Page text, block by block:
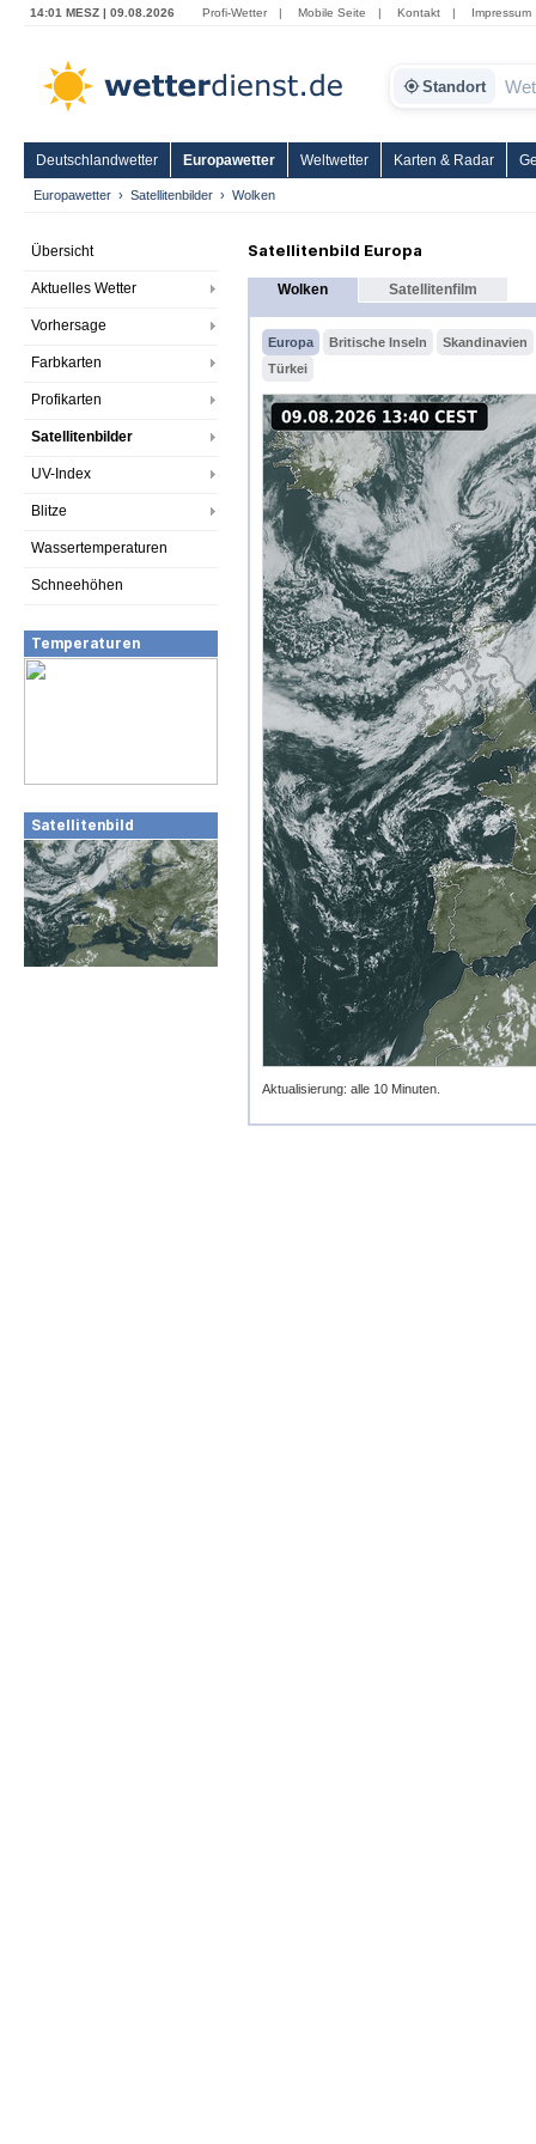
14:01 MESZ | 09.08.2026 Profi-Wetter | Mobile Seite | Kontakt | Impressum
Standort
Deutschlandwetter Europawetter Weltwetter Karten & Radar
Europawetter Satellitenbilder Wolken
Übersicht
Aktuelles Wetter
Vorhersage
Farbkarten
Profikarten
Satellitenbilder
UV-Index
Blitze
Wassertemperaturen
Schneehöhen
Temperaturen
Satellitenbild
Satellitenbild Europa
Wolken Satellitenfilm
Europa Britische Inseln
Skandinavien
Türkei
Aktualisierung: alle 10 Minuten.